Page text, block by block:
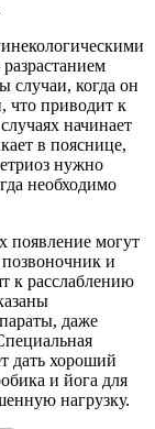
случаи, когда он
что приводит к
начинает
в пояснице,
нужно
необходимо
появление могут
и
к расслаблению
даже
дать хороший
и йога для
нагрузку.